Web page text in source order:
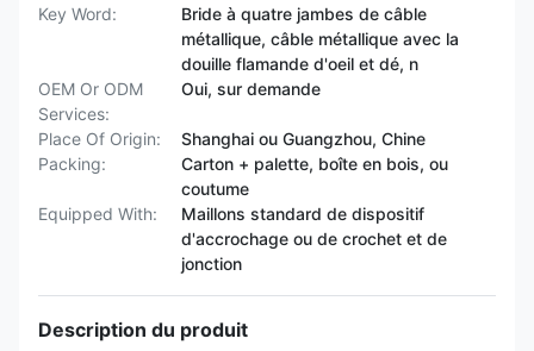
Key Word:
Bride à quatre jambes de câble
métallique, câble métallique avec la
douille flamande d'oeil et dé, n
OEM Or ODM
Services:
Oui, sur demande
Place Of Origin:
Shanghai ou Guangzhou, Chine
Packing:
Carton + palette, boîte en bois, ou
coutume
Equipped With:
Maillons standard de dispositif
d'accrochage ou de crochet et de
jonction
Description du produit